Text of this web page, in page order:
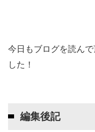
今日もブログを読ん
した！
編集後記